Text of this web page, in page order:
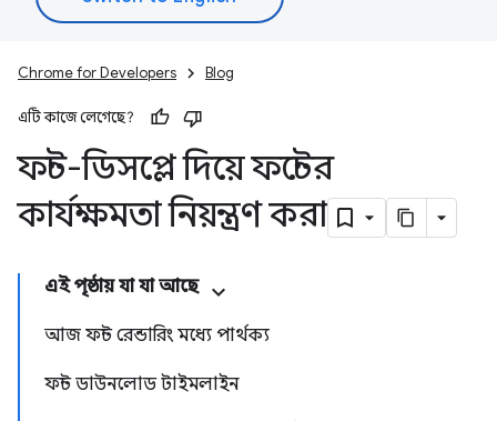
Chrome for Developers Blog
এটি কাজে লেগেছে?
ফন্ট-ডিসপ্লে দিয়ে ফন্টের
কার্যক্ষমতা নিয়ন্ত্রণ করা
এই পৃষ্ঠায় যা যা আছে
আজ ফন্ট রেন্ডারিং মধ্যে পার্থক্য
ফন্ট ডাউনলোড টাইমলাইন